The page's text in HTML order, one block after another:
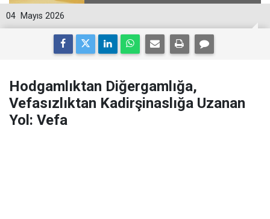
04 Mayıs 2026
Hodgamlıktan Diğergamlığa,
Vefasızlıktan Kadirşinaslığa Uzanan
Yol: Vefa